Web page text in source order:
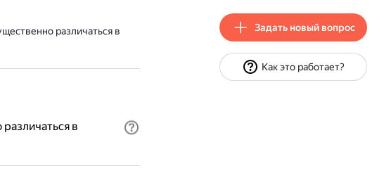
различаться в
в
Задать новый вопрос
Как это работает?